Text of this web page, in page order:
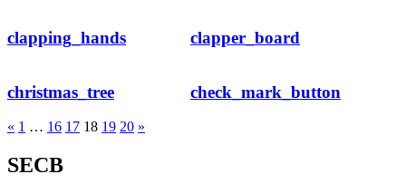
clapping_hands clapper_board
christmas_tree check_mark_button
« 1 … 16 17 18 19 20 »
SECB